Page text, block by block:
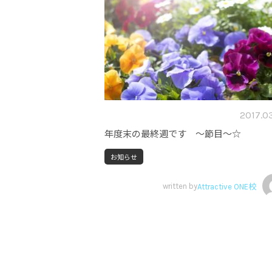
年度末の最終週です ～節目～☆
お知らせ
written byAttractive ONE校